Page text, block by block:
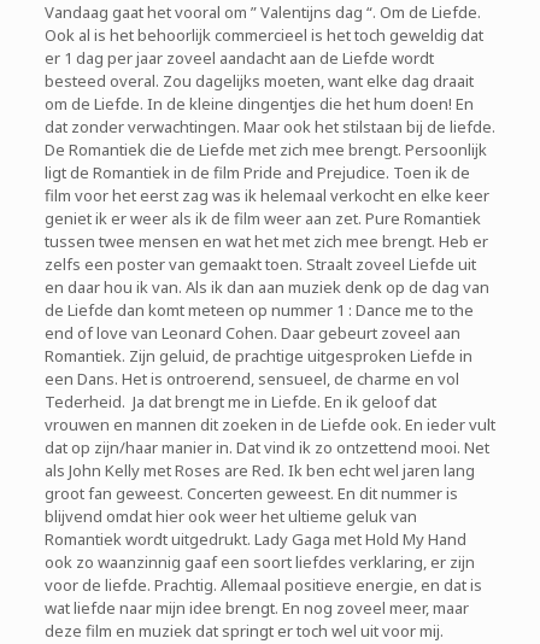
Vandaag gaat het vooral om ” Valentijns dag “. Om de Liefde.
Ook al is het behoorlijk commercieel is het toch geweldig dat
er 1 dag per jaar zoveel aandacht aan de Liefde wordt
besteed overal. Zou dagelijks moeten, want elke dag draait
om de Liefde. In de kleine dingentjes die het hum doen! En
dat zonder verwachtingen. Maar ook het stilstaan bij de liefde.
De Romantiek die de Liefde met zich mee brengt. Persoonlijk
ligt de Romantiek in de film Pride and Prejudice. Toen ik de
film voor het eerst zag was ik helemaal verkocht en elke keer
geniet ik er weer als ik de film weer aan zet. Pure Romantiek
tussen twee mensen en wat het met zich mee brengt. Heb er
zelfs een poster van gemaakt toen. Straalt zoveel Liefde uit
en daar hou ik van. Als ik dan aan muziek denk op de dag van
de Liefde dan komt meteen op nummer 1 : Dance me to the
end of love van Leonard Cohen. Daar gebeurt zoveel aan
Romantiek. Zijn geluid, de prachtige uitgesproken Liefde in
een Dans. Het is ontroerend, sensueel, de charme en vol
Tederheid. Ja dat brengt me in Liefde. En ik geloof dat
vrouwen en mannen dit zoeken in de Liefde ook. En ieder vult
dat op zijn/haar manier in. Dat vind ik zo ontzettend mooi. Net
als John Kelly met Roses are Red. Ik ben echt wel jaren lang
groot fan geweest. Concerten geweest. En dit nummer is
blijvend omdat hier ook weer het ultieme geluk van
Romantiek wordt uitgedrukt. Lady Gaga met Hold My Hand
ook zo waanzinnig gaaf een soort liefdes verklaring, er zijn
voor de liefde. Prachtig. Allemaal positieve energie, en dat is
wat liefde naar mijn idee brengt. En nog zoveel meer, maar
deze film en muziek dat springt er toch wel uit voor mij.